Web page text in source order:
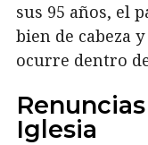
sus 95 años, el
bien de cabeza
ocurre dentro
Iglesia